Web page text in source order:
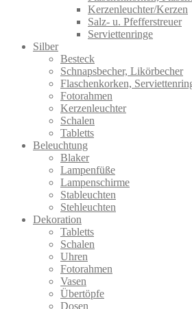
Kerzenleuchter/Kerzen
Salz- u. Pfefferstreuer
Serviettenringe
Silber
Besteck
Schnapsbecher, Likörbecher
Flaschenkorken,
Fotorahmen
Kerzenleuchter
Schalen
Tabletts
Beleuchtung
Blaker
Lampenfüße
Lampenschirme
Stableuchten
Stehleuchten
Dekoration
Tabletts
Schalen
Uhren
Fotorahmen
Vasen
Übertöpfe
Dosen